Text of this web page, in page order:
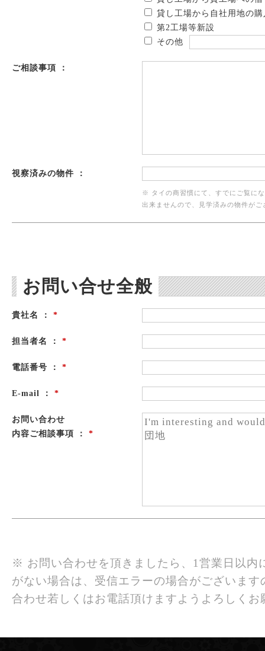
貸し工場から自社用地の購
第2工場等新設
その他
ご相談事項 ：
視察済みの物件 ：
※ タイの商習慣にて、すでにご覧に
出来ませんので、見学済みの物件が
お問い合せ全般
貴社名 ： *
担当者名 ： *
電話番号 ： *
E-mail ： *
お問い合わせ
内容ご相談事項 ： *
※ お問い合わせを頂きましたら、1営業日以内
がない場合は、受信エラーの場合がございま
合わせ若しくはお電話頂けますようよろしくお